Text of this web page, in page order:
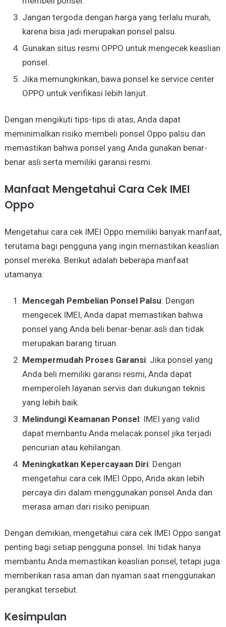
Jangan tergoda dengan harga yang terlalu murah,
karena bisa jadi merupakan ponsel palsu.
Gunakan situs resmi OPPO untuk mengecek keaslian
ponsel.
Jika memungkinkan, bawa ponsel ke service center
OPPO untuk verifikasi lebih lanjut.
Dengan mengikuti tips-tips di atas, Anda dapat
meminimalkan risiko membeli ponsel Oppo palsu dan
memastikan bahwa ponsel yang Anda gunakan benar-
benar asli serta memiliki garansi resmi.
Manfaat Mengetahui Cara Cek IMEI
Oppo
Mengetahui cara cek IMEI Oppo memiliki banyak manfaat,
terutama bagi pengguna yang ingin memastikan keaslian
ponsel mereka. Berikut adalah beberapa manfaat
utamanya:
Mencegah Pembelian Ponsel Palsu: Dengan
mengecek IMEI, Anda dapat memastikan bahwa
ponsel yang Anda beli benar-benar asli dan tidak
merupakan barang tiruan.
Mempermudah Proses Garansi: Jika ponsel yang
Anda beli memiliki garansi resmi, Anda dapat
memperoleh layanan servis dan dukungan teknis
yang lebih baik.
Melindungi Keamanan Ponsel: IMEI yang valid
dapat membantu Anda melacak ponsel jika terjadi
pencurian atau kehilangan.
Meningkatkan Kepercayaan Diri: Dengan
mengetahui cara cek IMEI Oppo, Anda akan lebih
percaya diri dalam menggunakan ponsel Anda dan
merasa aman dari risiko penipuan.
Dengan demikian, mengetahui cara cek IMEI Oppo sangat
penting bagi setiap pengguna ponsel. Ini tidak hanya
membantu Anda memastikan keaslian ponsel, tetapi juga
memberikan rasa aman dan nyaman saat menggunakan
perangkat tersebut.
Kesimpulan